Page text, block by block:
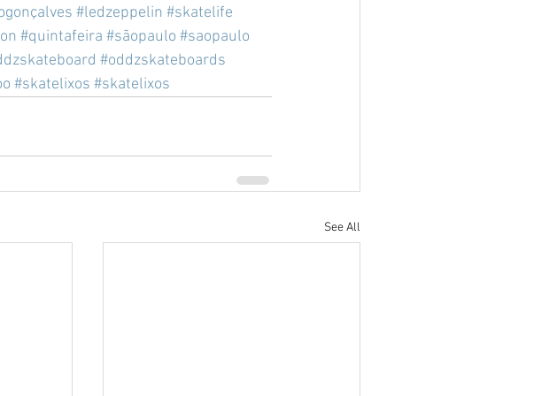
#ledzeppelin #skatelife
#quintafeira #sãopaulo #saopaulo
#oddzskateboards
#skatelixos #skatelixos
See All